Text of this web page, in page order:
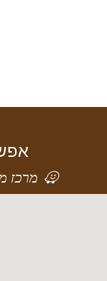
מרכז